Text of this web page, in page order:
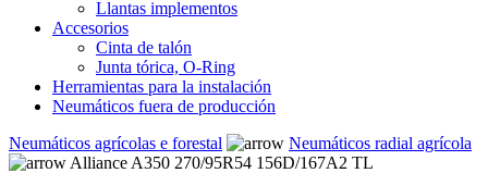
Llantas implementos
Accesorios
Cinta de talón
Junta tórica, O-Ring
Herramientas para la instalación
Neumáticos fuera de producción
Neumáticos agrícolas e forestal
Neumáticos radial agrícola
Alliance A350 270/95R54 156D/167A2 TL